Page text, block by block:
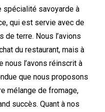
spécialité savoyarde à
qui est servie avec de
de terre. Nous l’avions
du restaurant, mais à
nous l’avons réinscrit à
que nous proposons
mélange de fromage,
succès. Quant à nos